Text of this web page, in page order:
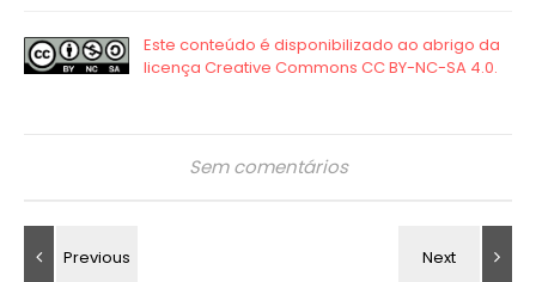
Sem comentários